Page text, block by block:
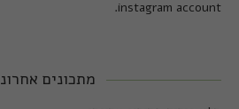
instagram account.
מתכונים